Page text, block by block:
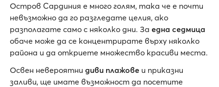
Остров Сардиния е много голям, така че е почти
невъзможно да го разгледате целия, ако
разполагате само с няколко дни. За една седмица
обаче може да се концентрирате върху няколко
района и да откриете множество красиви места.
Освен невероятни диви плажове и приказни
заливи, ще имате възможност да посетите